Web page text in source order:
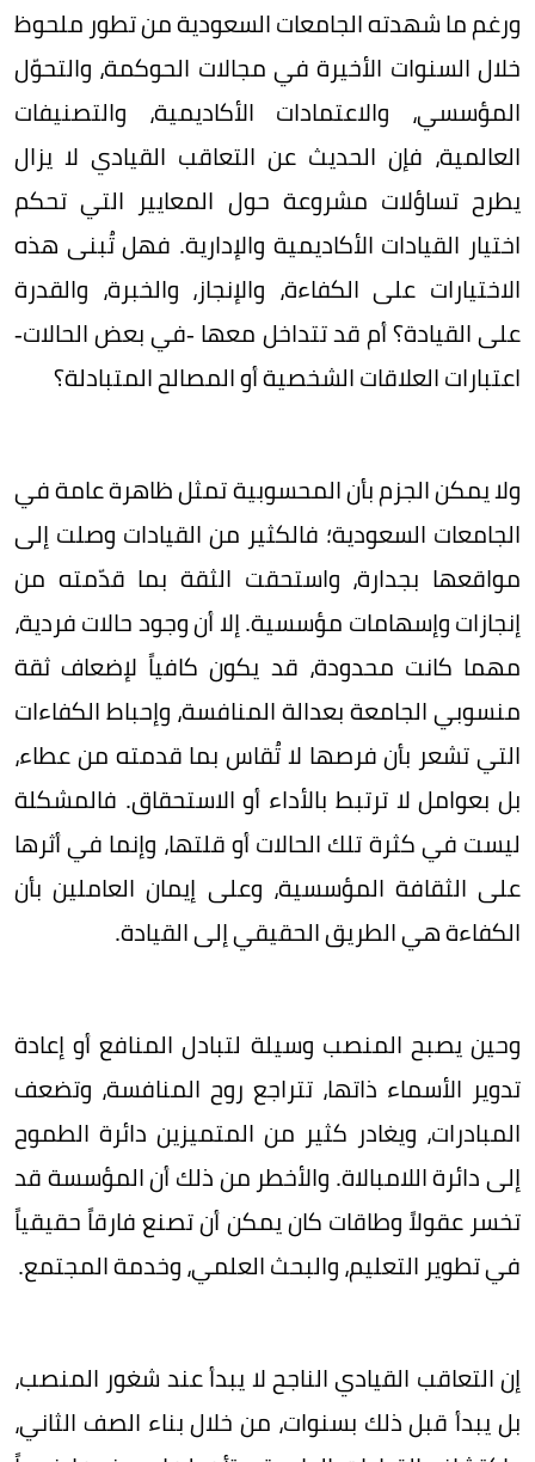
ورغم ما شهدته الجامعات السعودية من تطور ملحوظ
خلال السنوات الأخيرة في مجالات الحوكمة، والتحوّل
المؤسسي، والاعتمادات الأكاديمية، والتصنيفات
العالمية، فإن الحديث عن التعاقب القيادي لا يزال
يطرح تساؤلات مشروعة حول المعايير التي تحكم
اختيار القيادات الأكاديمية والإدارية. فهل تُبنى هذه
الاختيارات على الكفاءة، والإنجاز، والخبرة، والقدرة
على القيادة؟ أم قد تتداخل معها -في بعض الحالات-
اعتبارات العلاقات الشخصية أو المصالح المتبادلة؟
ولا يمكن الجزم بأن المحسوبية تمثل ظاهرة عامة في
الجامعات السعودية؛ فالكثير من القيادات وصلت إلى
مواقعها بجدارة، واستحقت الثقة بما قدّمته من
إنجازات وإسهامات مؤسسية. إلا أن وجود حالات فردية،
مهما كانت محدودة، قد يكون كافياً لإضعاف ثقة
منسوبي الجامعة بعدالة المنافسة، وإحباط الكفاءات
التي تشعر بأن فرصها لا تُقاس بما قدمته من عطاء،
بل بعوامل لا ترتبط بالأداء أو الاستحقاق. فالمشكلة
ليست في كثرة تلك الحالات أو قلتها، وإنما في أثرها
على الثقافة المؤسسية، وعلى إيمان العاملين بأن
الكفاءة هي الطريق الحقيقي إلى القيادة.
وحين يصبح المنصب وسيلة لتبادل المنافع أو إعادة
تدوير الأسماء ذاتها، تتراجع روح المنافسة، وتضعف
المبادرات، ويغادر كثير من المتميزين دائرة الطموح
إلى دائرة اللامبالاة. والأخطر من ذلك أن المؤسسة قد
تخسر عقولاً وطاقات كان يمكن أن تصنع فارقاً حقيقياً
في تطوير التعليم، والبحث العلمي، وخدمة المجتمع.
إن التعاقب القيادي الناجح لا يبدأ عند شغور المنصب،
بل يبدأ قبل ذلك بسنوات، من خلال بناء الصف الثاني،